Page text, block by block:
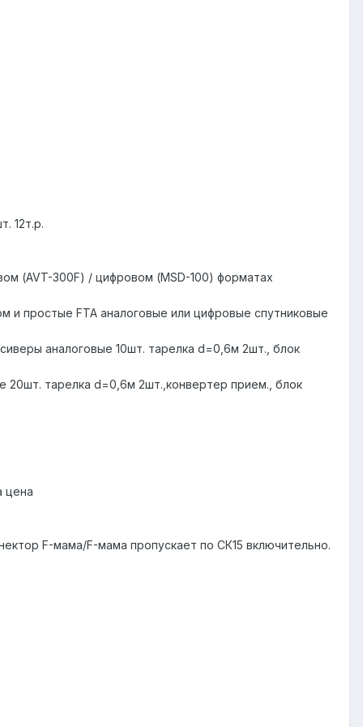
12т.р.
(AVT-300F) / цифровом (MSD-100) форматах
и простые FTA аналоговые или цифровые спутниковые
аналоговые 10шт. тарелка d=0,6м 2шт., блок
20шт. тарелка d=0,6м 2шт.,конвертер прием., блок
цена
F-мама/F-мама пропускает по СК15 включительно.